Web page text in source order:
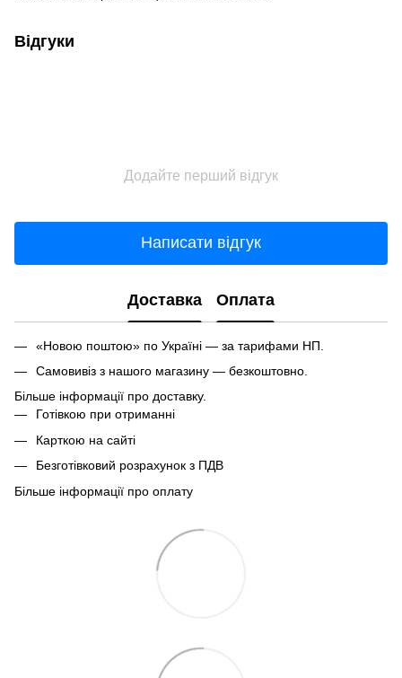
Відгуки
Додайте перший відгук
Написати відгук
Доставка Оплата
«Новою поштою» по Україні — за тарифами НП.
Самовивіз з нашого магазину — безкоштовно.
Більше інформації про доставку.
Готівкою при отриманні
Карткою на сайті
Безготівковий розрахунок з ПДВ
Більше інформації про оплату